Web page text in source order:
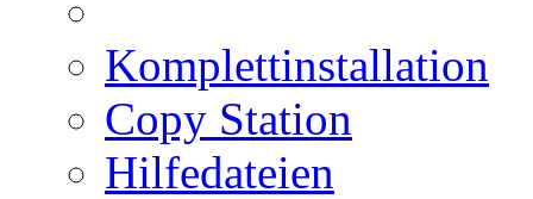
Komplettinstallation
Copy Station
Hilfedateien